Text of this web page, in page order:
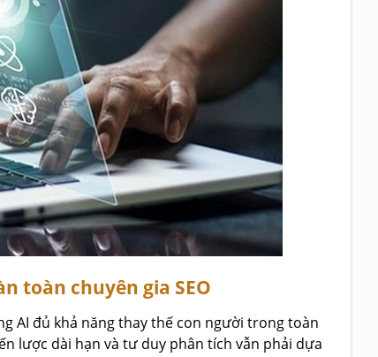
toàn chuyên gia SEO
AI đủ khả năng thay thế con người trong toàn
lược dài hạn và tư duy phân tích vẫn phải dựa